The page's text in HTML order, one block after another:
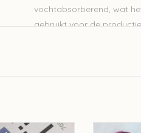
vochtabsorberend, wat
gebruikt voor de
360